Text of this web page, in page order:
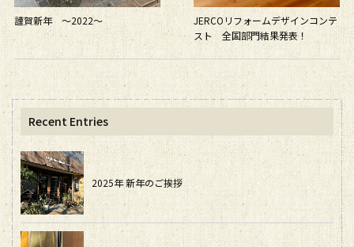
謹賀新年 〜2022〜
JERCOリフォームデザインコンテ
スト 全国部門結果発表！
Recent Entries
2025年 新年のご挨拶